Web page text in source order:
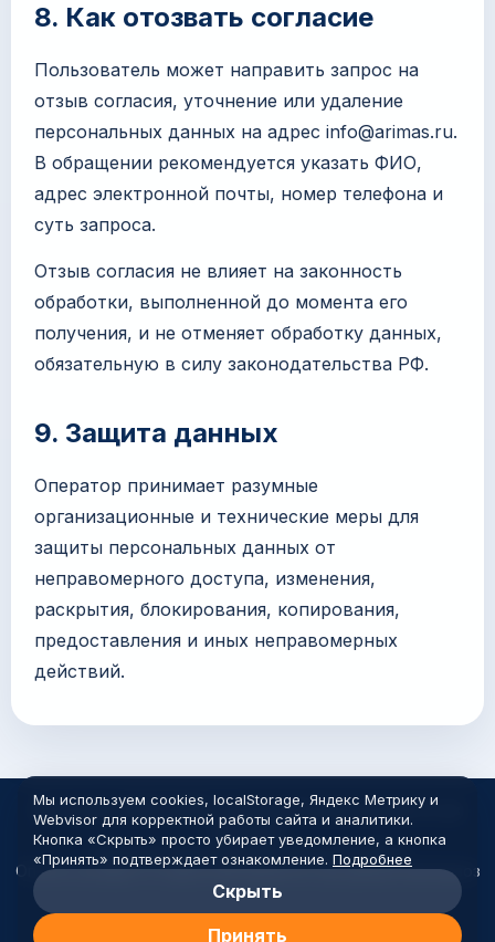
8. Как отозвать согласие
Пользователь может направить запрос на
отзыв согласия, уточнение или удаление
персональных данных на адрес info@arimas.ru.
В обращении рекомендуется указать ФИО,
адрес электронной почты, номер телефона и
суть запроса.
Отзыв согласия не влияет на законность
обработки, выполненной до момента его
получения, и не отменяет обработку данных,
обязательную в силу законодательства РФ.
9. Защита данных
Оператор принимает разумные
организационные и технические меры для
защиты персональных данных от
неправомерного доступа, изменения,
раскрытия, блокирования, копирования,
предоставления и иных неправомерных
действий.
© Arimas 2020-2026. Оригинальные запчасти из
Японии.
Политика персональных данных Cookies
Оплата, возврат и гарантияРеквизиты продавцаСамовывоз
Мы используем cookies, localStorage, Яндекс Метрику и
Webvisor для корректной работы сайта и аналитики.
Кнопка «Скрыть» просто убирает уведомление, а кнопка
«Принять» подтверждает ознакомление. Подробнее
Скрыть
Принять